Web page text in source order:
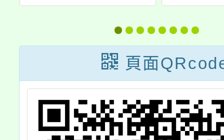
始業輔導流程
防治
遊戲
青春
頁面